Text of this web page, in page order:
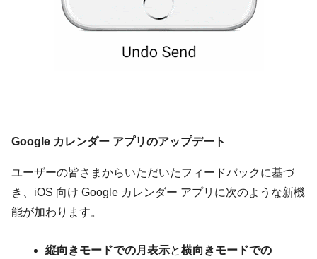
Google カレンダー アプリのアップデート
ユーザーの皆さまからいただいたフィードバックに基づ
き、iOS 向け Google カレンダー アプリに次のような新機
能が加わります。
縦向きモードでの月表示と横向きモードでの